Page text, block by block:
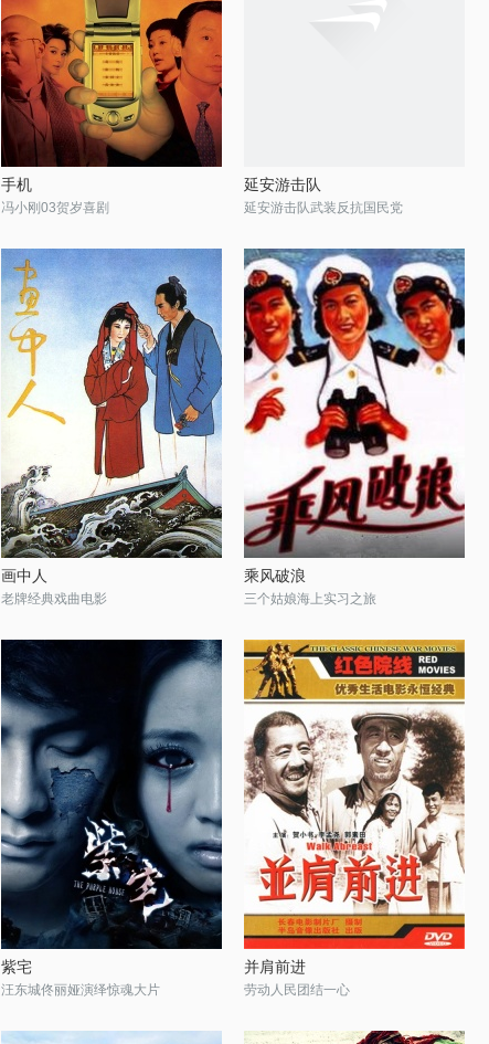
手机
冯小刚03贺岁喜剧
延安游击队
延安游击队武装反抗国民党
画中人
老牌经典戏曲电影
乘风破浪
三个姑娘海上实习之旅
紫宅
汪东城佟丽娅演绎惊魂大片
并肩前进
劳动人民团结一心